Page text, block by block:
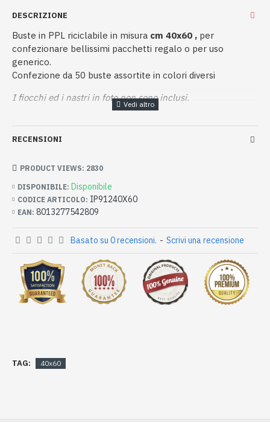
DESCRIZIONE
Buste in PPL riciclabile in misura cm 40x60 , per
confezionare bellissimi pacchetti regalo o per uso
generico.
Confezione da 50 buste assortite in colori diversi
I fiocchi ed i nastri in foto non sono inclusi.
RECENSIONI
DISPONIBILE: Disponibile
CODICE ARTICOLO: IP91240X60
EAN: 8013277542809
PRODUCT VIEWS: 2830
Basato su 0 recensioni. - Scrivi una recensione
TAG: 40x60